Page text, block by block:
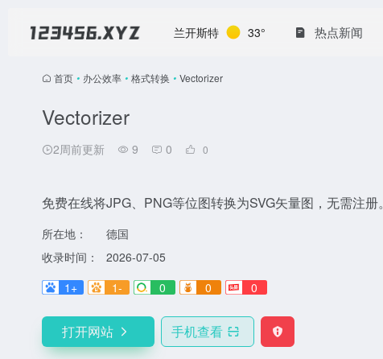
兰开斯特 33° 热点新闻
首页 • 办公效率 • 格式转换 • Vectorizer
Vectorizer
2周前更新 9 0 0
免费在线将JPG、PNG等位图转换为SVG矢量图，无需注册。
所在地：
德国
收录时间：
2026-07-05
1+
1- 0 0 0
打开网站 手机查看